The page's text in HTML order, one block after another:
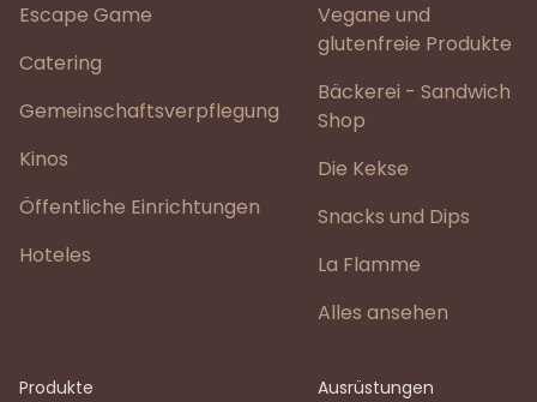
Escape Game
Catering
Gemeinschaftsverpflegung
Kinos
Öffentliche Einrichtungen
Hoteles
Vegane und
glutenfreie Produkte
Bäckerei - Sandwich
Shop
Die Kekse
Snacks und Dips
La Flamme
Alles ansehen
Produkte Ausrüstungen